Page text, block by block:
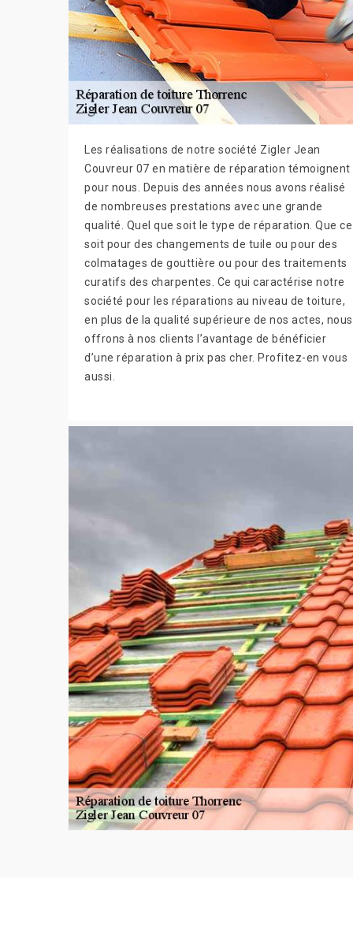
Les réalisations de notre société Zigler Jean
Couvreur 07 en matière de réparation témoignent
pour nous. Depuis des années nous avons réalisé
de nombreuses prestations avec une grande
qualité. Quel que soit le type de réparation. Que ce
soit pour des changements de tuile ou pour des
colmatages de gouttière ou pour des traitements
curatifs des charpentes. Ce qui caractérise notre
société pour les réparations au niveau de toiture,
en plus de la qualité supérieure de nos actes, nous
offrons à nos clients l’avantage de bénéficier
d’une réparation à prix pas cher. Profitez-en vous
aussi.